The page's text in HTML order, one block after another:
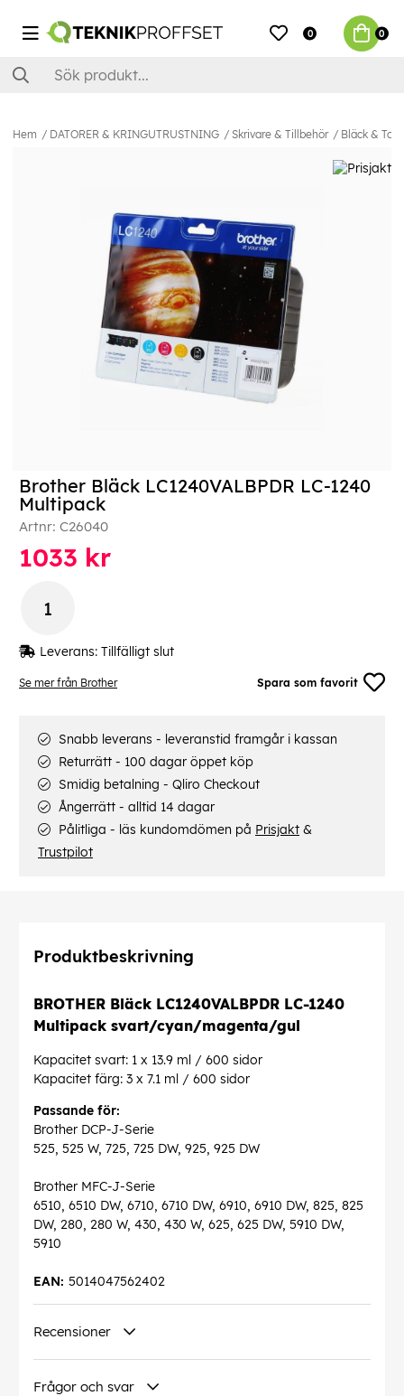
0 0
Hem DATORER & KRINGUTRUSTNING Skrivare & Tillbehör Bläck &
Se mer från Brother Spara som favorit
Brother Bläck LC1240VALBPDR LC-1240
Multipack
Artnr: C26040
1033 kr
Leverans: Tillfälligt slut
Snabb leverans - leveranstid framgår i kassan
Returrätt - 100 dagar öppet köp
Smidig betalning - Qliro Checkout
Ångerrätt - alltid 14 dagar
Pålitliga - läs kundomdömen på Prisjakt &
Trustpilot
Produktbeskrivning
BROTHER Bläck LC1240VALBPDR LC-1240
Multipack svart/cyan/magenta/gul
Kapacitet svart: 1 x 13.9 ml / 600 sidor
Kapacitet färg: 3 x 7.1 ml / 600 sidor
Passande för:
Brother DCP-J-Serie
525, 525 W, 725, 725 DW, 925, 925 DW
Brother MFC-J-Serie
6510, 6510 DW, 6710, 6710 DW, 6910, 6910 DW, 825, 825
DW, 280, 280 W, 430, 430 W, 625, 625 DW, 5910 DW,
5910
5014047562402
EAN:
Recensioner
Frågor och svar